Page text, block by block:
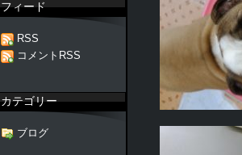
フィード
RSS
コメントRSS
カテゴリー
ブログ